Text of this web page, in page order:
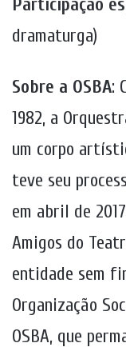
Participação
dramaturga)
Sobre a OSBA:
1982, a
um corpo
teve seu
em abril de
Amigos do
entidade sem
Organização
OSBA, que